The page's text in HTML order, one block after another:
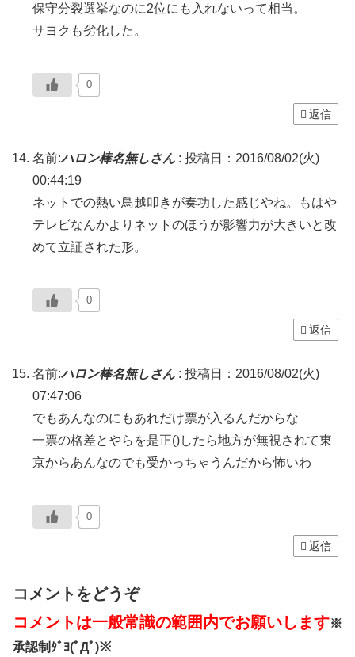
保守分裂選挙なのに2位にも入れないって相当。
サヨクも劣化した。
0
返信
名前:ハロン棒名無しさん : 投稿日：2016/08/02(火)
00:44:19
ネットでの熱い鳥越叩きが奏功した感じやね。もはや
テレビなんかよりネットのほうが影響力が大きいと改
めて立証された形。
0
返信
名前:ハロン棒名無しさん : 投稿日：2016/08/02(火)
07:47:06
でもあんなのにもあれだけ票が入るんだからな
一票の格差とやらを是正()したら地方が無視されて東
京からあんなのでも受かっちゃうんだから怖いわ
0
返信
コメントをどうぞ
コメントは一般常識の範囲内でお願いします※
承認制ﾀﾞﾖ(ﾟДﾟ)※